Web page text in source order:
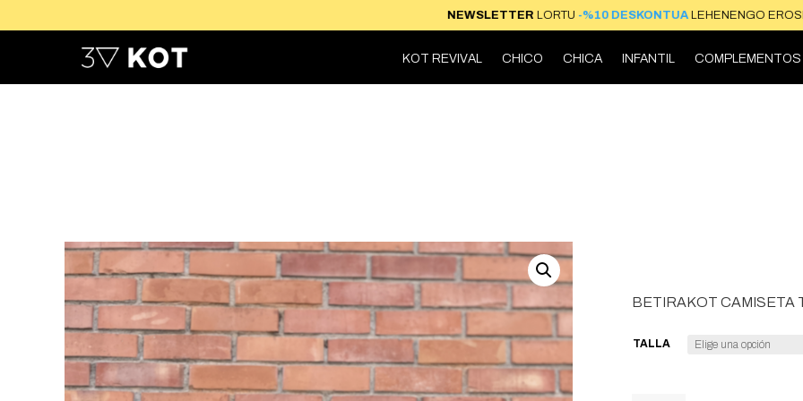
NEWSLETTERLORTU-%10 DESKONTUALEHENENGO
KOT REVIVAL CHICO CHICA INFANTIL COMPLEMENTOS
BETIRAKOT CAMISETA
TALLA